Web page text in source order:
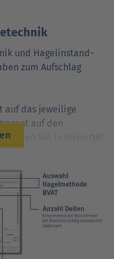
und Hagel­instand­
zum Aufschlag
auf das jeweilige
auf den
finden Sie in SilverDAT
„Material
sofern
3 geschieht
unnötige